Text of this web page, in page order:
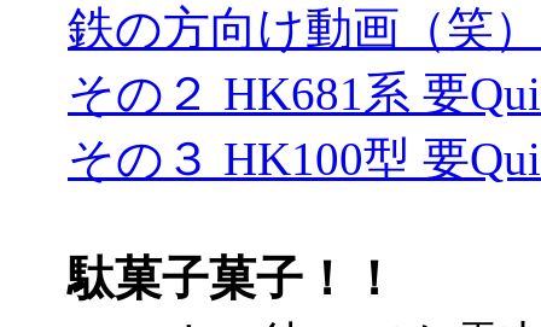
鉄の方向け動画（笑
その２ HK681系 要
その３ HK100型 要
駄菓子菓子！！